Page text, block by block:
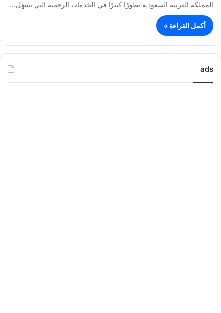
المملكة العربية السعودية تطورًا كبيرًا في الخدمات الرقمية التي تسهّل…
أكمل القراءة »
ads